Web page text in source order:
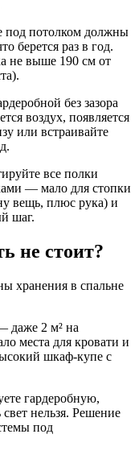
потолком должны
берется раз в год.
не выше 190 см от
без зазора
воздух, появляется
или встраивайте
все полки
— мало для стопки
вещь, плюс рука) и
шаг.
не стоит?
хранения в спальне
даже 2 м² на
места для кровати и
шкаф-купе с
гардеробную,
нельзя. Решение
под